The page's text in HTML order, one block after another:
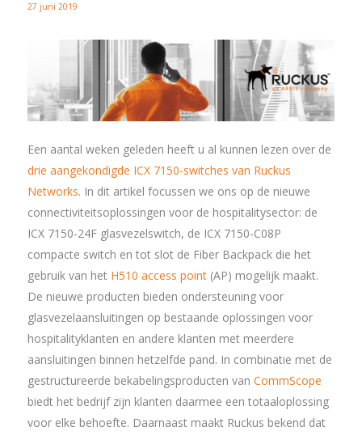
27 juni 2019
Een aantal weken geleden heeft u al kunnen lezen over de
drie aangekondigde ICX 7150-switches van Ruckus
Networks. In dit artikel focussen we ons op de nieuwe
connectiviteitsoplossingen voor de hospitalitysector: de
ICX 7150-24F glasvezelswitch, de ICX 7150-C08P
compacte switch en tot slot de Fiber Backpack die het
gebruik van het H510 access point(AP) mogelijk maakt.
De nieuwe producten bieden ondersteuning voor
glasvezelaansluitingen op bestaande oplossingen voor
hospitalityklanten en andere klanten met meerdere
aansluitingen binnen hetzelfde pand. In combinatie met de
gestructureerde bekabelingsproducten van CommScope
biedt het bedrijf zijn klanten daarmee een totaaloplossing
voor elke behoefte. Daarnaast maakt Ruckus bekend dat